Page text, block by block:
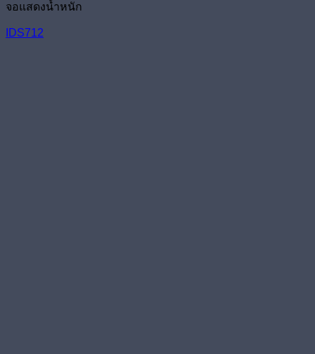
จอแสดงน้ำหนัก
IDS712